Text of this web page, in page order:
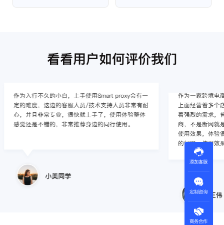
看看用户如何评价我们
作为入行不久的小白，上手使用Smart proxy会有一
定的难度，这边的客服人员/技术支持人员非常有耐
心，并且非常专业，很快就上手了，使用体验整体
感觉还是不错的，非常推荐身边的同行使用。
小美同学
作为一家跨境电
上面经营着多个
着强烈的需求，
商，不是断网就
使用效果，体验
的问题，使用效
王伟
添加客服
定制咨询
商务合作